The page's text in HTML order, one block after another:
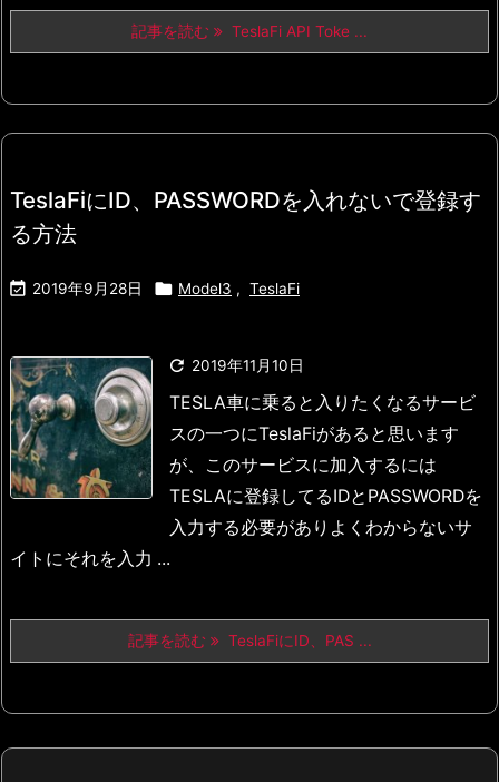
記事を読む TeslaFi API Toke ...
TeslaFiにID、PASSWORDを入れないで登録す
る方法
 2019年9月28日  Model3 , TeslaFi
 2019年11月10日
TESLA車に乗ると入りたくなるサービ
スの一つにTeslaFiがあると思います
が、このサービスに加入するには
TESLAに登録してるIDとPASSWORDを
入力する必要があり よくわからないサ
イトにそれを入力 ...
記事を読む TeslaFiにID、PAS ...